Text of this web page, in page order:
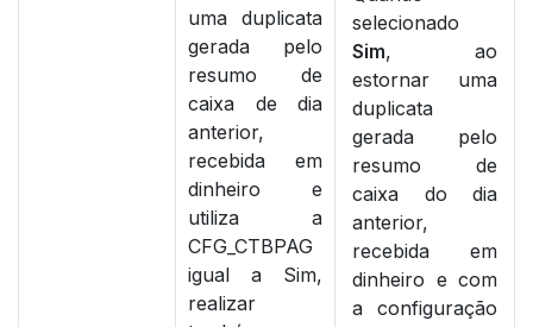
uma duplicata
gerada pelo
resumo de
caixa de dia
anterior,
recebida em
dinheiro e
utiliza a
CFG_CTBPAG
igual a Sim,
realizar
selecionado
Sim, ao
estornar uma
duplicata
gerada pelo
resumo de
caixa do dia
anterior,
recebida em
dinheiro e com
a configuração